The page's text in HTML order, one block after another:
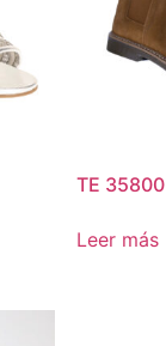
TE 35800
Leer más